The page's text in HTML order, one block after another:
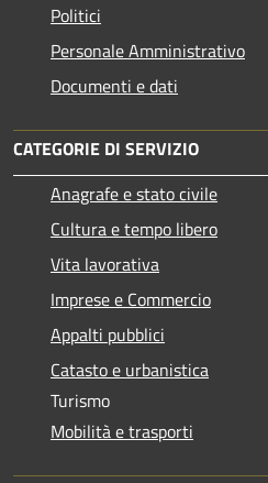
Politici
Personale Amministrativo
Documenti e dati
CATEGORIE DI SERVIZIO
Anagrafe e stato civile
Cultura e tempo libero
Vita lavorativa
Imprese e Commercio
Appalti pubblici
Catasto e urbanistica
Turismo
Mobilità e trasporti